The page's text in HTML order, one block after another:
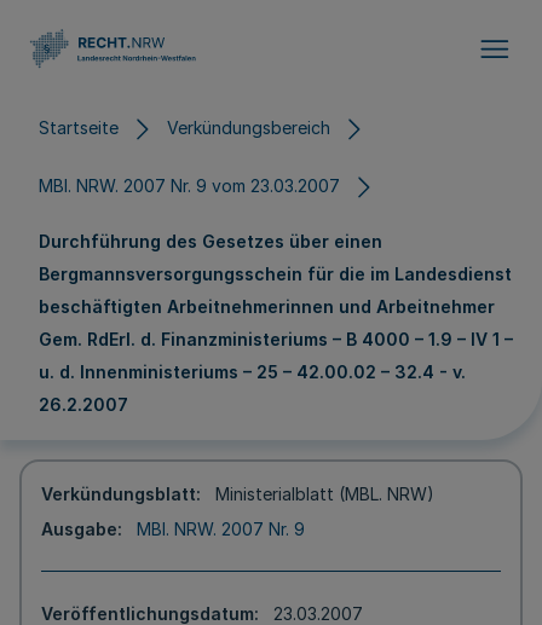
Startseite Verkündungsbereich
MBl. NRW. 2007 Nr. 9 vom 23.03.2007
Durchführung des Gesetzes über einen
Bergmannsversorgungsschein für die im Landesdienst
beschäftigten Arbeitnehmerinnen und Arbeitnehmer
Gem. RdErl. d. Finanzministeriums – B 4000 – 1.9 – IV 1 –
u. d. Innenministeriums – 25 – 42.00.02 – 32.4 - v.
26.2.2007
Verkündungsblatt
Ministerialblatt (MBL. NRW)
Ausgabe
MBl. NRW. 2007 Nr. 9
Veröffentlichungsdatum
23.03.2007